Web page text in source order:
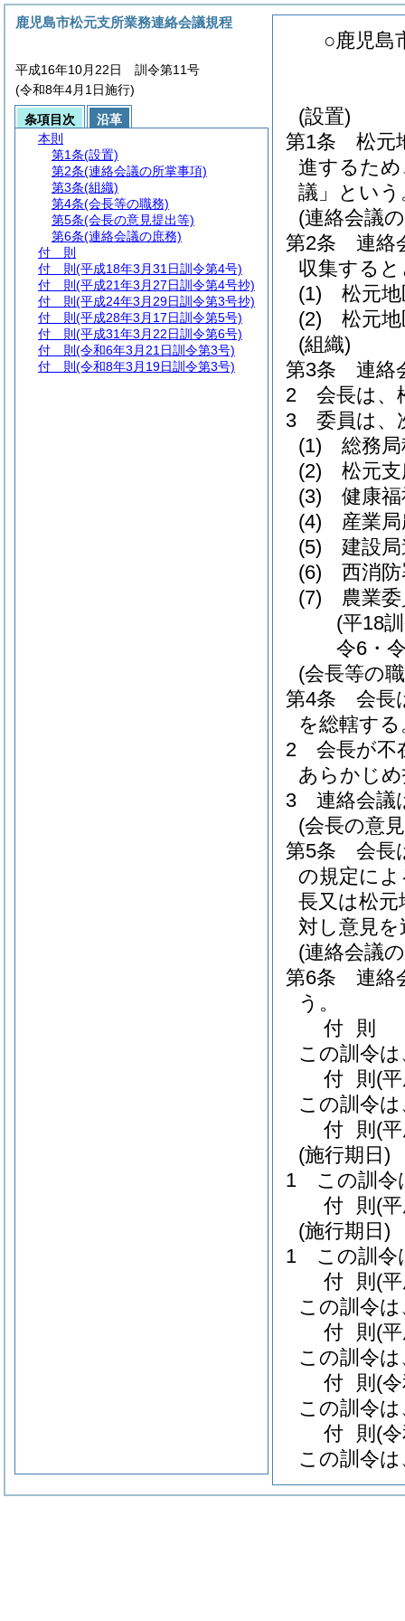
○鹿児島
(設置)
第1条
松元
進するため
議」という
(連絡会議
第2条
連絡
収集する
(1)
松元
(2)
松元
(組織)
第3条
連絡
2
会長は、
3
委員は、
(1)
総務
(2)
松元
(3)
健康
(4)
産業
(5)
建設
(6)
西消
(7)
農業
(平18
令6・
(会長等の
第4条
会長
を総轄する
2
会長が不
あらかじ
3
連絡会議
(会長の意
第5条
会長
の規定に
長又は松
対し意見
(連絡会議
第6条
連絡
う。
付 則
この訓令
付 則 (
この訓令
付 則 (
(施行期日)
1
この訓令
付 則 (
(施行期日)
1
この訓令
付 則 (
この訓令
付 則 (
この訓令
付 則 (
この訓令
付 則 (
この訓令
鹿児島市松元支所業務連絡会議規程
平成16年10月22日 訓令第11号
(令和8年4月1日施行)
条項目次
沿革
本則
第1条(設置)
第2条(連絡会議の所掌事項)
第3条(組織)
第4条(会長等の職務)
第5条(会長の意見提出等)
第6条(連絡会議の庶務)
付 則
付 則 (平成18年3月31日訓令第4号)
付 則 (平成21年3月27日訓令第4号抄)
付 則 (平成24年3月29日訓令第3号抄)
付 則 (平成28年3月17日訓令第5号)
付 則 (平成31年3月22日訓令第6号)
付 則 (令和6年3月21日訓令第3号)
付 則 (令和8年3月19日訓令第3号)